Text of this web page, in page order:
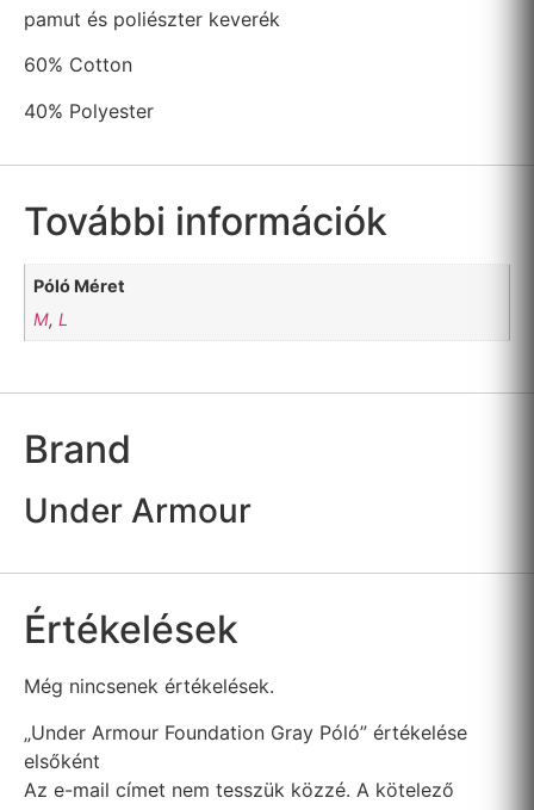
pamut és poliészter keverék
60% Cotton
40% Polyester
További információk
Póló Méret
M,L
Brand
Under Armour
Értékelések
Még nincsenek értékelések.
„Under Armour Foundation Gray Póló” értékelése
elsőként
Az e-mail címet nem tesszük közzé. A kötelező